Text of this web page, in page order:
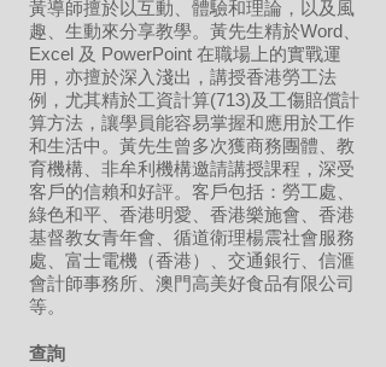
黃導師擅於以互動、體驗和理論，以及風
趣、生動來分享教學。黃先生精於Word、
Excel 及 PowerPoint 在職場上的實戰運
用，亦擅於深入淺出，講授香港勞工法
例，尤其精於工資計算(713)及工傷賠償計
算方法，讓學員能容易掌握和應用於工作
和生活中。黃先生曾多次獲商務團體、教
育機構、非牟利機構邀請講授課程，深受
客戶的信賴和好評。客戶包括：勞工處、
綠色和平、香港明愛、香港樂施會、香港
基督教女青年會、循道衛理楊震社會服務
處、富士電機（香港）、交通銀行、信滙
會計師事務所、澳門高美好食品有限公司
等。
​查詢